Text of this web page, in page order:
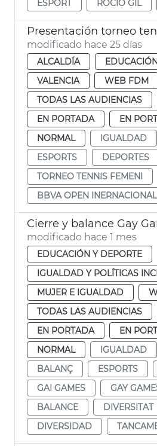
ESPORT ROCÍO GIL
modificado hace 25 días
ALCALDÍA
VALENCIA
WEB FDM
TODAS LAS AUDIENCIAS
EN PORTADA
EN
NORMAL
IGUALDAD
ESPORTS
DEPORTES
TORNEO TENNIS FEMENI
BBVA OPEN INERNACIONAL
Cierre y balance Gay
modificado hace 1 mes
EDUCACIÓN Y DEPORTE
IGUALDAD Y POLÍTICAS
MUJER E IGUALDAD
TODAS LAS AUDIENCIAS
EN PORTADA
EN
NORMAL
IGUALDAD
BALANÇ
ESPORTS
GAI GAMES
GAY
BALANCE
DIVERSITAT
DIVERSIDAD